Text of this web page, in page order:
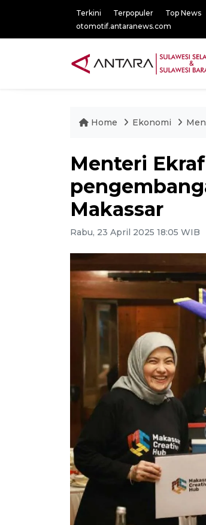
Terkini Terpopuler Top News
otomotif.antaranews.com
Home Ekonomi
Menteri
Makassar
Rabu, 23 April 2025 18:05 WIB